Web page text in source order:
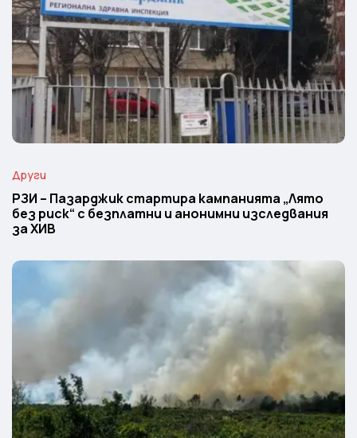
Други
РЗИ – Пазарджик стартира кампанията „Лято
без риск“ с безплатни и анонимни изследвания
за ХИВ